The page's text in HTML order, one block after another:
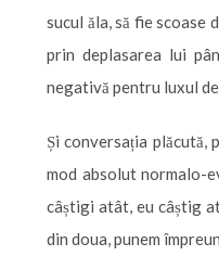
sucul ăla, să fie scoase
prin deplasarea lui
negativă pentru luxul
Și conversația plăcută,
mod absolut normalo-
câștigi atât, eu câștig
din doua, punem